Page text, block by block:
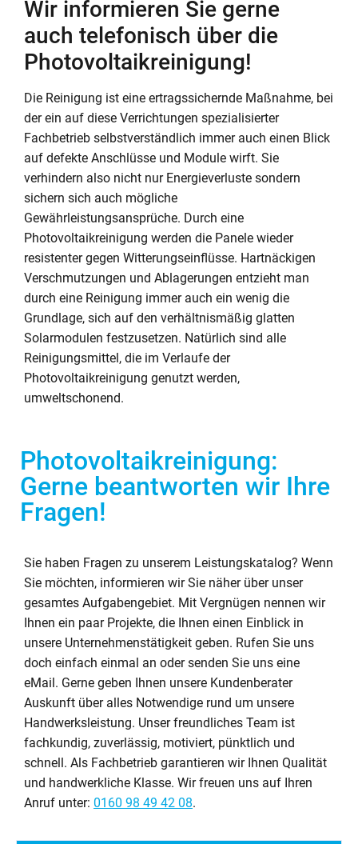
Wir informieren Sie gerne
auch telefonisch über die
Photovoltaikreinigung!
Die Reinigung ist eine ertragssichernde Maßnahme, bei
der ein auf diese Verrichtungen spezialisierter
Fachbetrieb selbstverständlich immer auch einen Blick
auf defekte Anschlüsse und Module wirft. Sie
verhindern also nicht nur Energieverluste sondern
sichern sich auch mögliche
Gewährleistungsansprüche. Durch eine
Photovoltaikreinigung werden die Panele wieder
resistenter gegen Witterungseinflüsse. Hartnäckigen
Verschmutzungen und Ablagerungen entzieht man
durch eine Reinigung immer auch ein wenig die
Grundlage, sich auf den verhältnismäßig glatten
Solarmodulen festzusetzen. Natürlich sind alle
Reinigungsmittel, die im Verlaufe der
Photovoltaikreinigung genutzt werden,
umweltschonend.
Photovoltaikreinigung:
Gerne beantworten wir Ihre
Fragen!
Sie haben Fragen zu unserem Leistungskatalog? Wenn
Sie möchten, informieren wir Sie näher über unser
gesamtes Aufgabengebiet. Mit Vergnügen nennen wir
Ihnen ein paar Projekte, die Ihnen einen Einblick in
unsere Unternehmenstätigkeit geben. Rufen Sie uns
doch einfach einmal an oder senden Sie uns eine
eMail. Gerne geben Ihnen unsere Kundenberater
Auskunft über alles Notwendige rund um unsere
Handwerksleistung. Unser freundliches Team ist
fachkundig, zuverlässig, motiviert, pünktlich und
schnell. Als Fachbetrieb garantieren wir Ihnen Qualität
und handwerkliche Klasse. Wir freuen uns auf Ihren
Anruf unter: 0160 98 49 42 08.